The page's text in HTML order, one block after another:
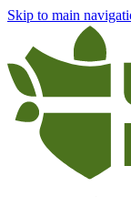
Skip to main